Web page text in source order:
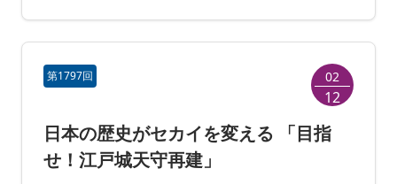
第1797回 02
12
日本の歴史がセカイを変える 「目指
せ！江戸城天守再建」